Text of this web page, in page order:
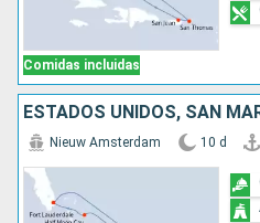
Comidas incluidas
Nieuw Amsterdam 10 d